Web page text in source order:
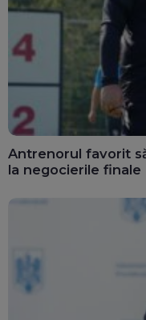
Antrenorul favorit
la negocierile finale